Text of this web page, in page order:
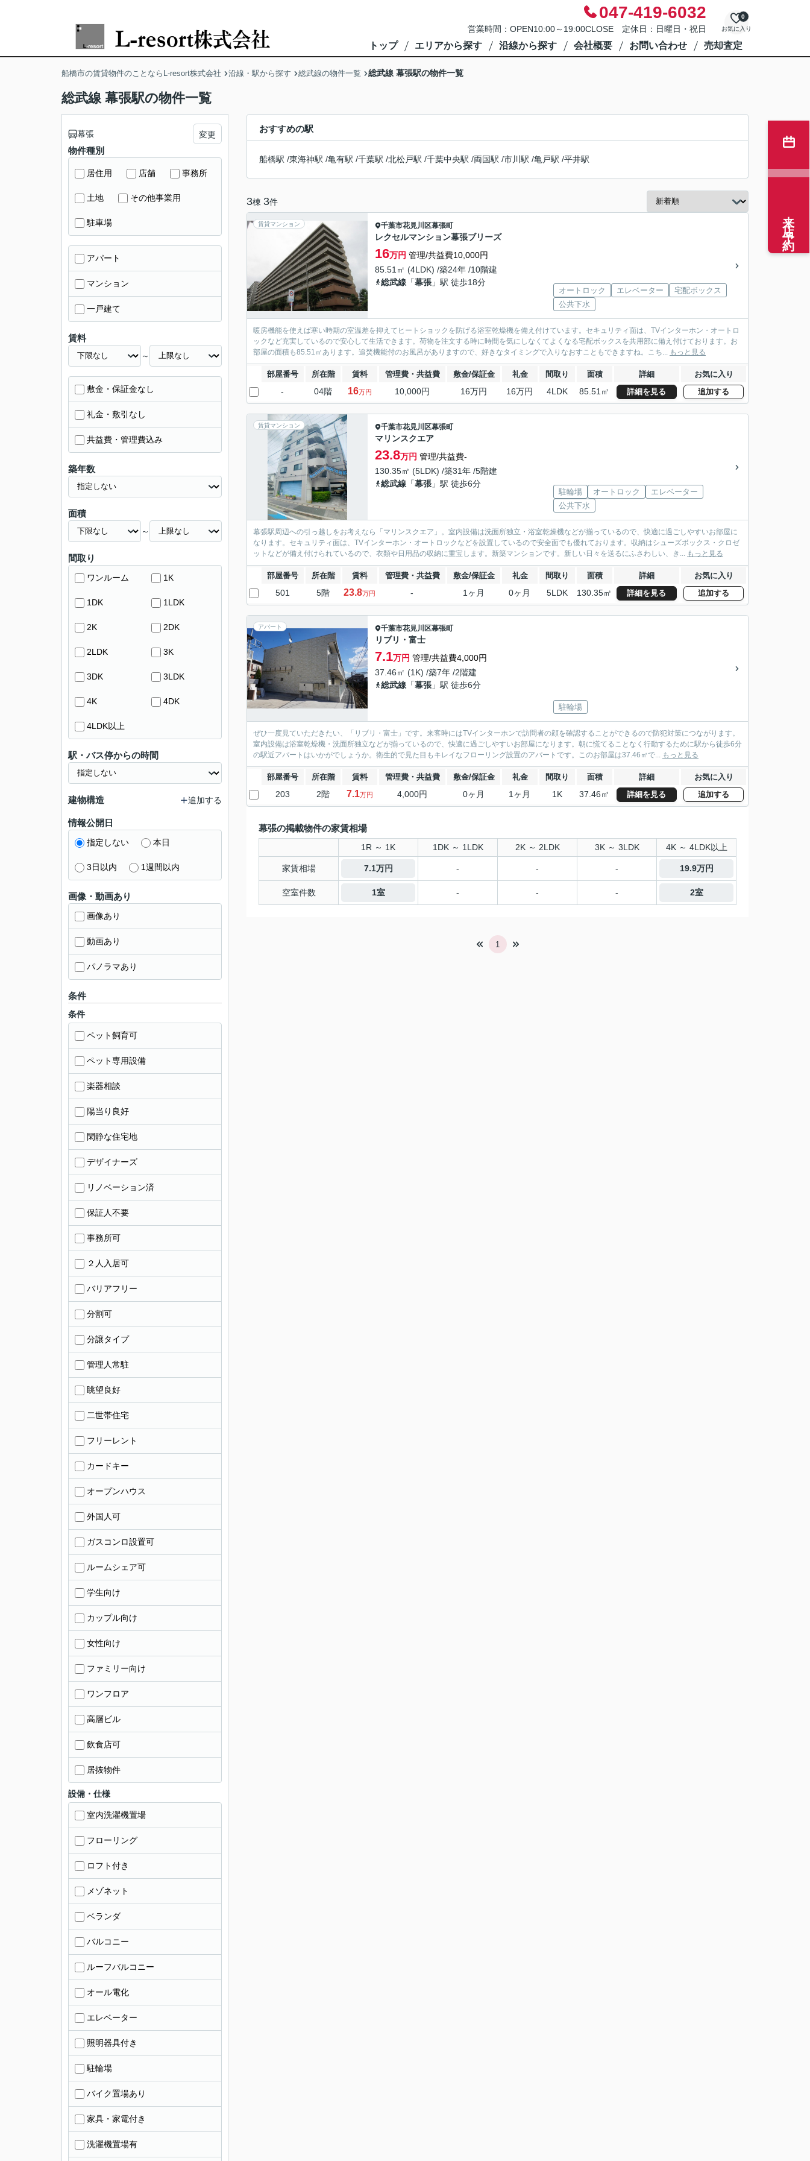
047-419-6032
営業時間：OPEN10:00～19:00CLOSE 定休日：日曜日・祝日 お気に入り
0
トップ エリアから探す 沿線から探す 会社概要 お問い合わせ 売却査定
船橋市の賃貸物件のことならL-resort株式会社 沿線・駅から探す 総武線の物件一覧 総武線 幕張駅の物件一覧
総武線 幕張駅の物件一覧
おすすめの駅
船橋駅 /東海神駅 /亀有駅 /千葉駅 /北松戸駅 /千葉中央駅 /両国駅 /市川駅 /亀戸駅 /平井駅
3棟 3件
賃貸マンション 千葉市花見川区幕張町
レクセルマンション幕張ブリーズ
16万円 管理/共益費10,000円
85.51㎡ (4LDK) /築24年 /10階建
総武線 「幕張 」駅 徒歩18分
オートロック エレベーター
宅配ボックス
公共下水
暖房機能を使えば寒い時期の室温差を抑えてヒートショックを防げる浴室乾燥機を備え付けています。セキュリティ面は、TVインターホン・オートロ
ックなど充実しているので安心して生活できます。荷物を注文する時に時間を気にしなくてよくなる宅配ボックスを共用部に備え付けております。お
部屋の面積も85.51㎡あります。追焚機能付のお風呂がありますので、好きなタイミングで入りなおすこともできますね。こち... もっと見る
部屋番号 所在階 賃料 管理費・共益費 敷金/保証金 礼金 間取り 面積 詳細 お気に入り
- 04階 16万円 10,000円 16万円 16万円 4LDK 85.51㎡ 詳細を見る 追加する
賃貸マンション 千葉市花見川区幕張町
マリンスクエア
23.8万円 管理/共益費-
130.35㎡ (5LDK) /築31年 /5階建
総武線 「幕張 」駅 徒歩6分
駐輪場 オートロック
エレベーター
公共下水
幕張駅周辺への引っ越しをお考えなら「マリンスクエア」。室内設備は洗面所独立・浴室乾燥機などが揃っているので、快適に過ごしやすいお部屋に
なります。セキュリティ面は、TVインターホン・オートロックなどを設置しているので安全面でも優れております。収納はシューズボックス・クロゼ
ットなどが備え付けられているので、衣類や日用品の収納に重宝します。新築マンションです。新しい日々を送るにふさわしい、き... もっと見る
部屋番号 所在階 賃料 管理費・共益費 敷金/保証金 礼金 間取り 面積 詳細 お気に入り
501 5階 23.8万円 - 1ヶ月 0ヶ月 5LDK 130.35㎡ 詳細を見る 追加する
アパート 千葉市花見川区幕張町
リブリ・富士
7.1万円 管理/共益費4,000円
37.46㎡ (1K) /築7年 /2階建
総武線 「幕張 」駅 徒歩6分
駐輪場
ぜひ一度見ていただきたい、「リブリ・富士」です。来客時にはTVインターホンで訪問者の顔を確認することができるので防犯対策につながります。
室内設備は浴室乾燥機・洗面所独立などが揃っているので、快適に過ごしやすいお部屋になります。朝に慌てることなく行動するために駅から徒歩6分
の駅近アパートはいかがでしょうか。衛生的で見た目もキレイなフローリング設置のアパートです。このお部屋は37.46㎡で... もっと見る
部屋番号 所在階 賃料 管理費・共益費 敷金/保証金 礼金 間取り 面積 詳細 お気に入り
203 2階 7.1万円 4,000円 0ヶ月 1ヶ月 1K 37.46㎡ 詳細を見る 追加する
幕張の掲載物件の家賃相場
1R ～ 1K 1DK ～ 1LDK 2K ～ 2LDK 3K ～ 3LDK 4K ～ 4LDK以上
家賃相場 7.1万円 - - - 19.9万円
空室件数 1室 - - - 2室
1
幕張 変更
物件種別
居住用 店舗 事務所
土地 その他事業用
駐車場
アパート
マンション
一戸建て
賃料
～
敷金・保証金なし
礼金・敷引なし
共益費・管理費込み
築年数
面積
～
間取り
ワンルーム 1K
1DK 1LDK
2K 2DK
2LDK 3K
3DK 3LDK
4K 4DK
4LDK以上
駅・バス停からの時間
建物構造 追加する
情報公開日
指定しない 本日
3日以内 1週間以内
画像・動画あり
画像あり
動画あり
パノラマあり
条件
条件
ペット飼育可
ペット専用設備
楽器相談
陽当り良好
閑静な住宅地
デザイナーズ
リノベーション済
保証人不要
事務所可
２人入居可
バリアフリー
分割可
分譲タイプ
管理人常駐
眺望良好
二世帯住宅
フリーレント
カードキー
オープンハウス
外国人可
ガスコンロ設置可
ルームシェア可
学生向け
カップル向け
女性向け
ファミリー向け
ワンフロア
高層ビル
飲食店可
居抜物件
設備・仕様
室内洗濯機置場
フローリング
ロフト付き
メゾネット
ベランダ
バルコニー
ルーフバルコニー
オール電化
エレベーター
照明器具付き
駐輪場
バイク置場あり
家具・家電付き
洗濯機置場有
来店予約